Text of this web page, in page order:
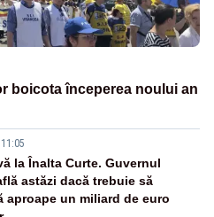
boicota începerea noului an
la Înalta Curte. Guvernul
astăzi dacă trebuie să
aproape un miliard de euro